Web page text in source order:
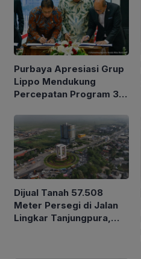
Purbaya Apresiasi Grup
Lippo Mendukung
Percepatan Program 3
Dijual Tanah 57.508
Meter Persegi di Jalan
Lingkar Tanjungpura,